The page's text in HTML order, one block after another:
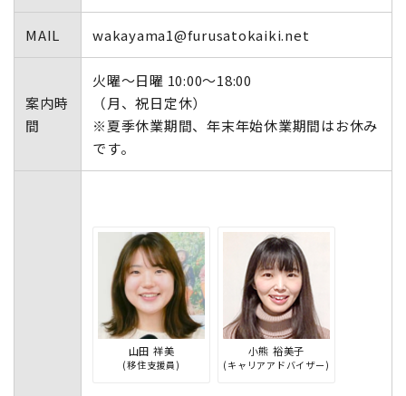
MAIL wakayama1@furusatokaiki.net
案内時
間
火曜～日曜 10:00～18:00
（月、祝日定休）
※夏季休業期間、年末年始休業期間はお休み
です。
山田 祥美
(移住支援員)
小熊 裕美子
(キャリアアドバイザー)